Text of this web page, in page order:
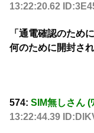
13:22:20.62
「通電確認のため
何のために開封さ
574: SIM無しさん (
13:22:44.39